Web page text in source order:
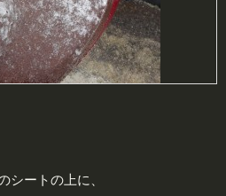
シートの上に、